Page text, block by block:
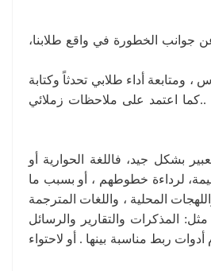
جوانب الخطورة في واقع طلابنا،
ومتابعة أداء طلابي تحدثاً وكتابة
..كما اعتمد على ملاحظات زملائي
بشكل جيد، فاللغة الحوارية أو
لرداءة خطوطهم ، أو بسبب ما
المحلية ، واللغات المترجمة
المذكرات والتقارير والرسائل
ربط مناسبة بينها . أو لاحتواء